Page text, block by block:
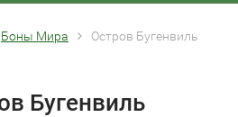
Боны Мира Остров Бугенвиль
Бугенвиль